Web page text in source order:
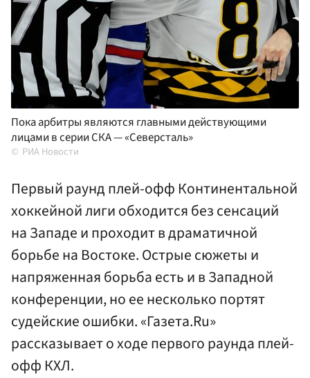
Пока арбитры являются главными действующими
лицами в серии СКА — «Северсталь»
РИА Новости
Первый раунд плей-офф Континентальной
хоккейной лиги обходится без сенсаций
на Западе и проходит в драматичной
борьбе на Востоке. Острые сюжеты и
напряженная борьба есть и в Западной
конференции, но ее несколько портят
судейские ошибки. «Газета.Ru»
рассказывает о ходе первого раунда плей-
офф КХЛ.